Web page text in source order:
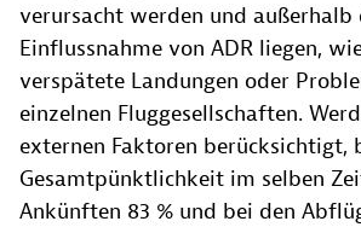
verursacht werden und
Einflussnahme von ADR liegen,
verspätete Landungen oder
einzelnen Fluggesellschaften.
externen Faktoren berücksichtigt,
Gesamtpünktlichkeit im selben
Ankünften 83 % und bei den